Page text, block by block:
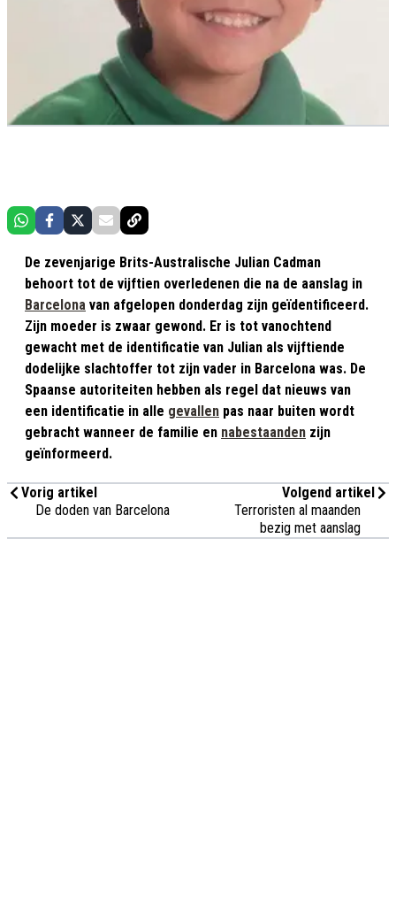
De zevenjarige Brits-Australische Julian Cadman
behoort tot de vijftien overledenen die na de aanslag in
Barcelona van afgelopen donderdag zijn geïdentificeerd.
Zijn moeder is zwaar gewond. Er is tot vanochtend
gewacht met de identificatie van Julian als vijftiende
dodelijke slachtoffer tot zijn vader in Barcelona was. De
Spaanse autoriteiten hebben als regel dat nieuws van
een identificatie in alle gevallen pas naar buiten wordt
gebracht wanneer de familie en nabestaanden zijn
geïnformeerd.
Vorig artikel
De doden van Barcelona
Volgend artikel
Terroristen al maanden
bezig met aanslag